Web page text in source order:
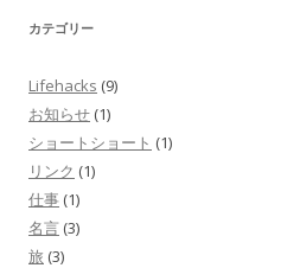
カテゴリー
Lifehacks (9)
お知らせ (1)
ショートショート (1)
リンク (1)
仕事 (1)
名言 (3)
旅 (3)